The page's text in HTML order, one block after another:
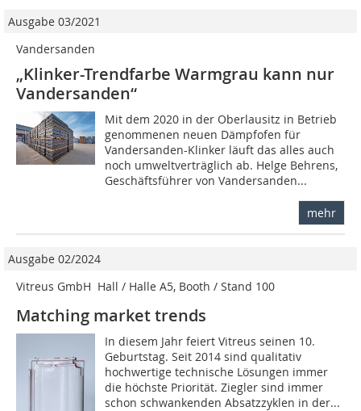
Ausgabe 03/2021
Vandersanden
„Klinker-Trendfarbe Warmgrau kann nur
Vandersanden“
Mit dem 2020 in der Oberlausitz in Betrieb
genommenen neuen Dämpfofen für
Vandersanden-Klinker läuft das alles auch
noch umweltverträglich ab. Helge Behrens,
Geschäftsführer von Vandersanden...
mehr
Ausgabe 02/2024
Vitreus GmbH  Hall / Halle A5, Booth / Stand 100
Matching market trends
In diesem Jahr feiert Vitreus seinen 10.
Geburtstag. Seit 2014 sind qualitativ
hochwertige technische Lösungen immer
die höchste Priorität. Ziegler sind immer
schon schwankenden Absatzzyklen in der...